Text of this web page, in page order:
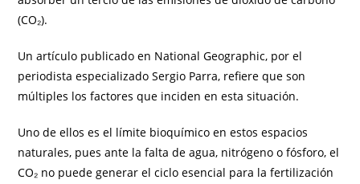
(CO₂).
Un artículo publicado en National Geographic, por el
periodista especializado Sergio Parra, refiere que son
múltiples los factores que inciden en esta situación.
Uno de ellos es el límite bioquímico en estos espacios
naturales, pues ante la falta de agua, nitrógeno o fósforo, el
CO₂ no puede generar el ciclo esencial para la fertilización